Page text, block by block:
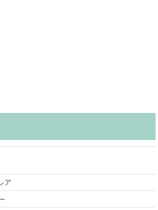
ア